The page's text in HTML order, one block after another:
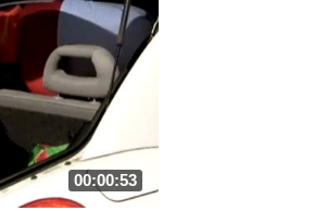
00:00:53